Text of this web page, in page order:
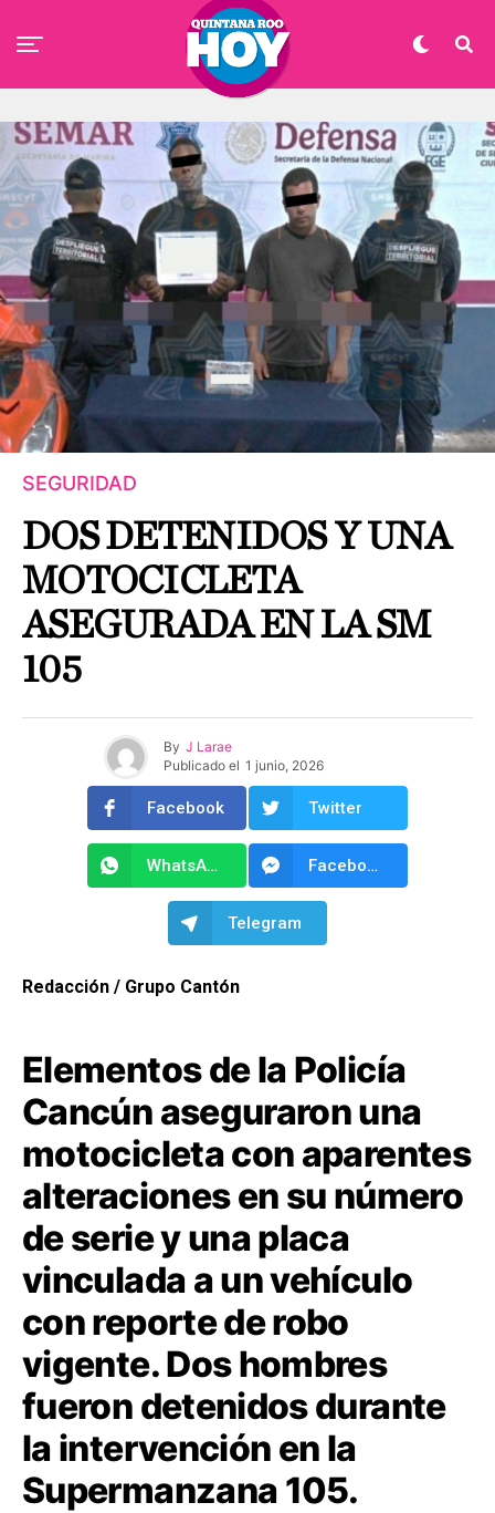
SEGURIDAD
DOS DETENIDOS Y UNA
MOTOCICLETA
ASEGURADA EN LA SM
105
By J Larae
Publicado el 1 junio, 2026
Facebook Twitter
WhatsApp Facebook Messenger
Telegram
Redacción / Grupo Cantón
Elementos de la Policía
Cancún aseguraron una
motocicleta con aparentes
alteraciones en su número
de serie y una placa
vinculada a un vehículo
con reporte de robo
vigente. Dos hombres
fueron detenidos durante
la intervención en la
Supermanzana 105.